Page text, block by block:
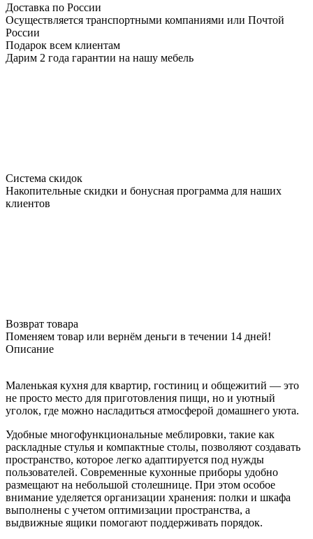
Доставка по России
Осуществляется транспортными компаниями или Почтой
России
Подарок всем клиентам
Дарим 2 года гарантии на нашу мебель
Система скидок
Накопительные скидки и бонусная программа для наших
клиентов
Возврат товара
Поменяем товар или вернём деньги в течении 14 дней!
Описание
Маленькая кухня для квартир, гостиниц и общежитий — это
не просто место для приготовления пищи, но и уютный
уголок, где можно насладиться атмосферой домашнего уюта.
Удобные многофункциональные меблировки, такие как
раскладные стулья и компактные столы, позволяют создавать
пространство, которое легко адаптируется под нужды
пользователей. Современные кухонные приборы удобно
размещают на небольшой столешнице. При этом особое
внимание уделяется организации хранения: полки и шкафа
выполнены с учетом оптимизации пространства, а
выдвижные ящики помогают поддерживать порядок.